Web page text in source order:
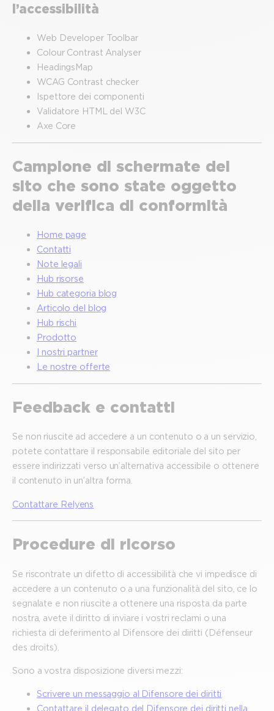
l’accessibilità
Web Developer Toolbar
Colour Contrast Analyser
HeadingsMap
WCAG Contrast checker
Ispettore dei componenti
Validatore HTML del W3C
Axe Core
Campione di schermate del
sito che sono state oggetto
della verifica di conformità
Home page
Contatti
Note legali
Hub risorse
Hub categoria blog
Articolo del blog
Hub rischi
Prodotto
I nostri partner
Le nostre offerte
Feedback e contatti
Se non riuscite ad accedere a un contenuto o a un servizio,
potete contattare il responsabile editoriale del sito per
essere indirizzati verso un’alternativa accessibile o ottenere
il contenuto in un’altra forma.
Contattare Relyens
Procedure di ricorso
Se riscontrate un difetto di accessibilità che vi impedisce di
accedere a un contenuto o a una funzionalità del sito, ce lo
segnalate e non riuscite a ottenere una risposta da parte
nostra, avete il diritto di inviare i vostri reclami o una
richiesta di deferimento al Difensore dei diritti (Défenseur
des droits).
Sono a vostra disposizione diversi mezzi:
Scrivere un messaggio al Difensore dei diritti
Contattare il delegato del Difensore dei diritti nella